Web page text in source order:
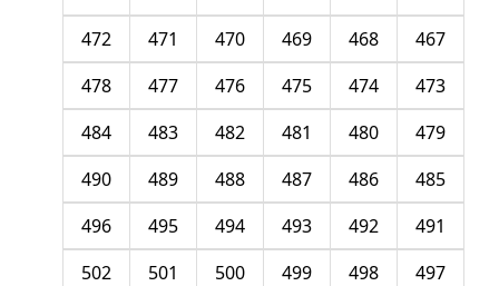
467
468
469
470
471
472
473
474
475
476
477
478
479
480
481
482
483
484
485
486
487
488
489
490
491
492
493
494
495
496
497
498
499
500
501
502